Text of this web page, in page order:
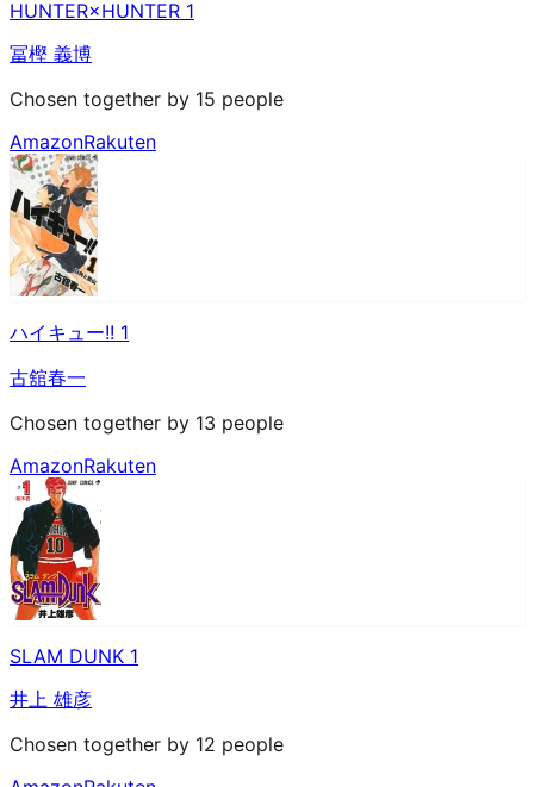
HUNTER×HUNTER 1
冨樫 義博
Chosen together by 15 people
AmazonRakuten
ハイキュー!! 1
古舘春一
Chosen together by 13 people
AmazonRakuten
SLAM DUNK 1
井上 雄彦
Chosen together by 12 people